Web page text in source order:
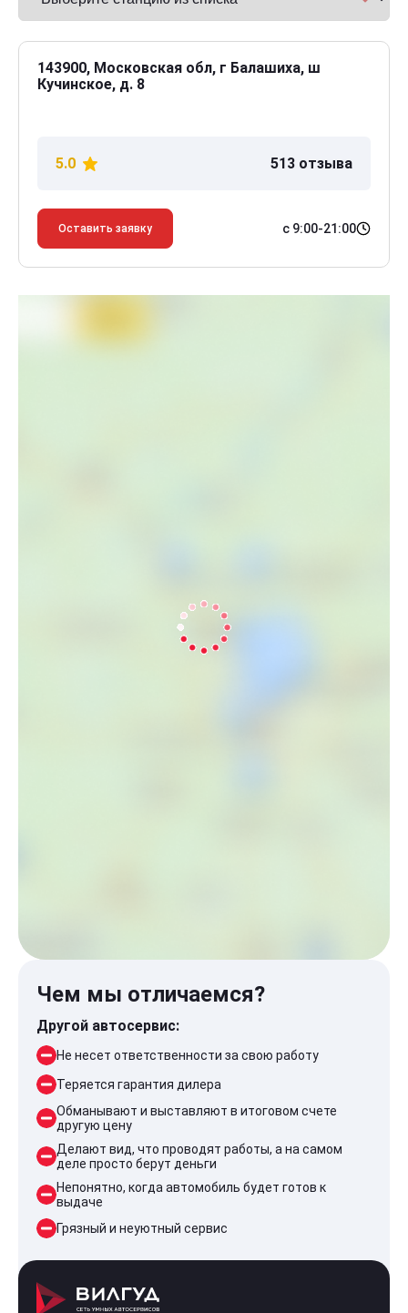
143900, Московская обл, г Балашиха, ш
Кучинское, д. 8
5.0 513 отзыва
Оставить заявку с 9:00-21:00
Чем мы отличаемся?
Другой автосервис:
Не несет ответственности за свою работу
Теряется гарантия дилера
Обманывают и выставляют в итоговом счете
другую цену
Делают вид, что проводят работы, а на самом
деле просто берут деньги
Непонятно, когда автомобиль будет готов к
выдаче
Грязный и неуютный сервис